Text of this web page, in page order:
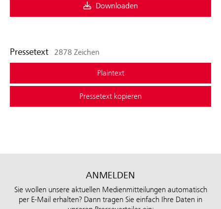
Downloaden
Pressetext 2878 Zeichen
Plaintext
Pressetext kopieren
ANMELDEN
Sie wollen unsere aktuellen Medienmitteilungen automatisch
per E-Mail erhalten? Dann tragen Sie einfach Ihre Daten in